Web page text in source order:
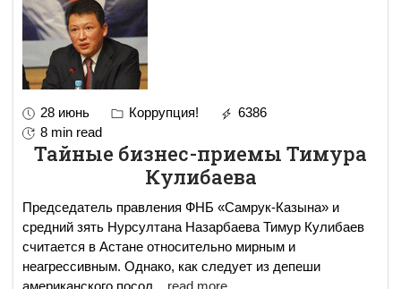
28 июнь Коррупция!
6386
8 min read
Тайные бизнес-приемы Тимура
Кулибаева
Председатель правления ФНБ «Самрук-Казына» и
средний зять Нурсултана Назарбаева Тимур Кулибаев
считается в Астане относительно мирным и
неагрессивным. Однако, как следует из депеши
американского посол... read more..